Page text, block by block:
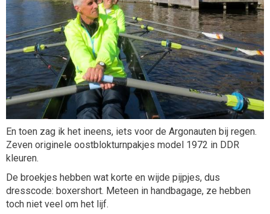
En toen zag ik het ineens, iets voor de Argonauten bij regen.
Zeven originele oostblokturnpakjes model 1972 in DDR
kleuren.
De broekjes hebben wat korte en wijde pijpjes, dus
dresscode: boxershort. Meteen in handbagage, ze hebben
toch niet veel om het lijf.